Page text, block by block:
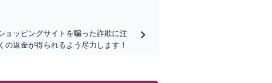
ョッピングサイトを騙った詐欺に注
返金が得られるよう尽力します！